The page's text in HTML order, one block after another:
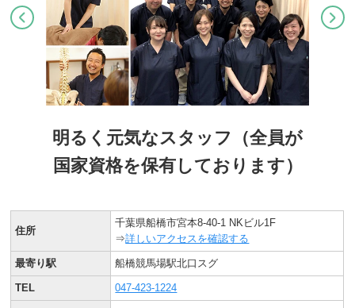
明るく元気なスタッフ（全員が
国家資格を保有しております）
住所
千葉県船橋市宮本8-40-1 NKビル1F
⇒詳しいアクセスを確認する
最寄り駅 船橋競馬場駅北口スグ
TEL 047-423-1224